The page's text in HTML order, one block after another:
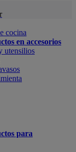
cocina
en accesorios
utensilios
para